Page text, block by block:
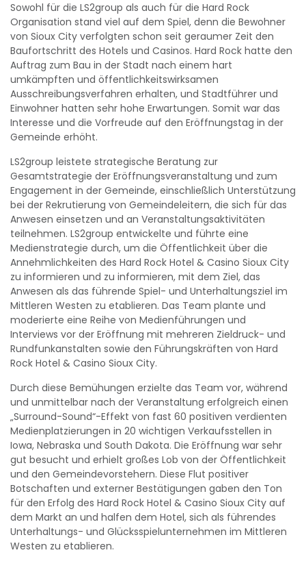
Sowohl für die LS2group als auch für die Hard Rock
Organisation stand viel auf dem Spiel, denn die Bewohner
von Sioux City verfolgten schon seit geraumer Zeit den
Baufortschritt des Hotels und Casinos. Hard Rock hatte den
Auftrag zum Bau in der Stadt nach einem hart
umkämpften und öffentlichkeitswirksamen
Ausschreibungsverfahren erhalten, und Stadtführer und
Einwohner hatten sehr hohe Erwartungen. Somit war das
Interesse und die Vorfreude auf den Eröffnungstag in der
Gemeinde erhöht.
LS2group leistete strategische Beratung zur
Gesamtstrategie der Eröffnungsveranstaltung und zum
Engagement in der Gemeinde, einschließlich Unterstützung
bei der Rekrutierung von Gemeindeleitern, die sich für das
Anwesen einsetzen und an Veranstaltungsaktivitäten
teilnehmen. LS2group entwickelte und führte eine
Medienstrategie durch, um die Öffentlichkeit über die
Annehmlichkeiten des Hard Rock Hotel & Casino Sioux City
zu informieren und zu informieren, mit dem Ziel, das
Anwesen als das führende Spiel- und Unterhaltungsziel im
Mittleren Westen zu etablieren. Das Team plante und
moderierte eine Reihe von Medienführungen und
Interviews vor der Eröffnung mit mehreren Zieldruck- und
Rundfunkanstalten sowie den Führungskräften von Hard
Rock Hotel & Casino Sioux City.
Durch diese Bemühungen erzielte das Team vor, während
und unmittelbar nach der Veranstaltung erfolgreich einen
„Surround-Sound“-Effekt von fast 60 positiven verdienten
Medienplatzierungen in 20 wichtigen Verkaufsstellen in
Iowa, Nebraska und South Dakota. Die Eröffnung war sehr
gut besucht und erhielt großes Lob von der Öffentlichkeit
und den Gemeindevorstehern. Diese Flut positiver
Botschaften und externer Bestätigungen gaben den Ton
für den Erfolg des Hard Rock Hotel & Casino Sioux City auf
dem Markt an und halfen dem Hotel, sich als führendes
Unterhaltungs- und Glücksspielunternehmen im Mittleren
Westen zu etablieren.